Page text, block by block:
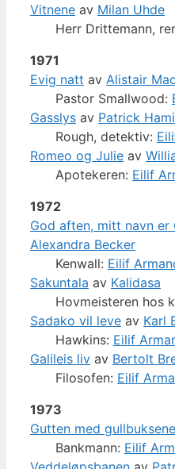
Vitnene av Milan Uhde
Herr Drittemann,
1971
Evig natt av Alistair
Pastor Smallwood:
Gasslys av Patrick
Rough, detektiv:
Romeo og Julie av
Apotekeren: Eilif
1972
God aften, mitt navn er
Alexandra Becker
Kenwall: Eilif
Sakuntala av Kalidasa
Hovmeisteren hos
Sadako vil leve av Karl
Hawkins: Eilif
Galileis liv av Bertolt
Filosofen: Eilif
1973
Gutten med gullbuksene
Bankmann: Eilif